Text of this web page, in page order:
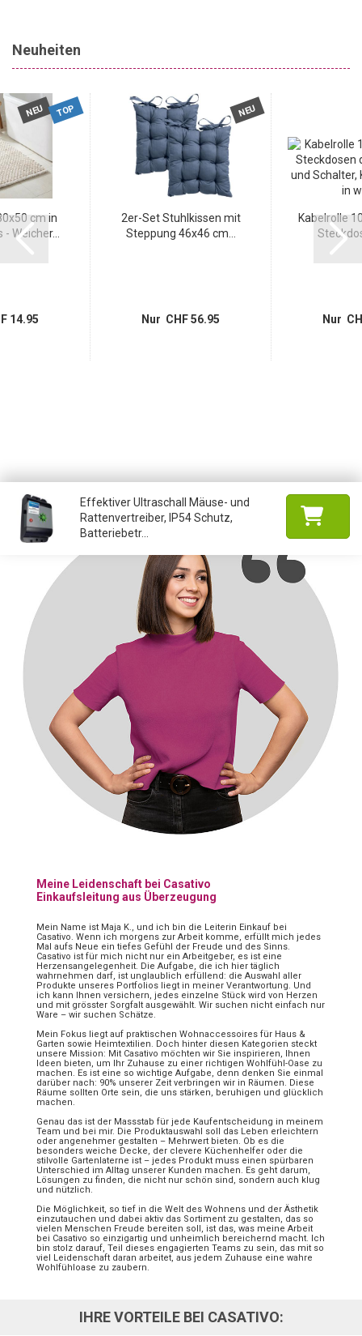
Neuheiten
NEU TOP
cm in
Weicher...
14.95
NEU
2er-Set Stuhlkissen mit
Steppung 46x46 cm...
Nur CHF 56.95
Kabelrolle
Nur
Effektiver Ultraschall Mäuse- und
Rattenvertreiber, IP54 Schutz,
Batteriebetr...
Meine Leidenschaft bei Casativo
Einkaufsleitung aus Überzeugung
Mein Name ist Maja K., und ich bin die Leiterin Einkauf bei
Casativo. Wenn ich morgens zur Arbeit komme, erfüllt mich jedes
Mal aufs Neue ein tiefes Gefühl der Freude und des Sinns.
Casativo ist für mich nicht nur ein Arbeitgeber, es ist eine
Herzensangelegenheit. Die Aufgabe, die ich hier täglich
wahrnehmen darf, ist unglaublich erfüllend: die Auswahl aller
Produkte unseres Portfolios liegt in meiner Verantwortung. Und
ich kann Ihnen versichern, jedes einzelne Stück wird von Herzen
und mit grösster Sorgfalt ausgewählt. Wir suchen nicht einfach nur
Ware – wir suchen Schätze.
Mein Fokus liegt auf praktischen Wohnaccessoires für Haus &
Garten sowie Heimtextilien. Doch hinter diesen Kategorien steckt
unsere Mission: Mit Casativo möchten wir Sie inspirieren, Ihnen
Ideen bieten, um Ihr Zuhause zu einer richtigen Wohlfühl-Oase zu
machen. Es ist eine so wichtige Aufgabe, denn denken Sie einmal
darüber nach: 90% unserer Zeit verbringen wir in Räumen. Diese
Räume sollten Orte sein, die uns stärken, beruhigen und glücklich
machen.
Genau das ist der Massstab für jede Kaufentscheidung in meinem
Team und bei mir. Die Produktauswahl soll das Leben erleichtern
oder angenehmer gestalten – Mehrwert bieten. Ob es die
besonders weiche Decke, der clevere Küchenhelfer oder die
stilvolle Gartenlaterne ist – jedes Produkt muss einen spürbaren
Unterschied im Alltag unserer Kunden machen. Es geht darum,
Lösungen zu finden, die nicht nur schön sind, sondern auch klug
und nützlich.
Die Möglichkeit, so tief in die Welt des Wohnens und der Ästhetik
einzutauchen und dabei aktiv das Sortiment zu gestalten, das so
vielen Menschen Freude bereiten soll, ist das, was meine Arbeit
bei Casativo so einzigartig und unheimlich bereichernd macht. Ich
bin stolz darauf, Teil dieses engagierten Teams zu sein, das mit so
viel Leidenschaft daran arbeitet, aus jedem Zuhause eine wahre
Wohlfühloase zu zaubern.
IHRE VORTEILE BEI CASATIVO: